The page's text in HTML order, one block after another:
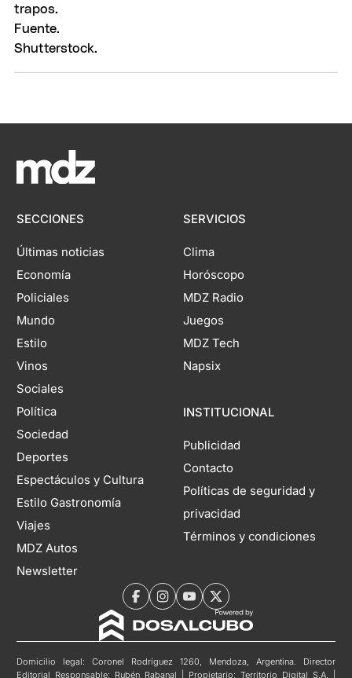
SECCIONES
Últimas noticias
Economía
Policiales
Mundo
Estilo
Vinos
Sociales
Política
Sociedad
Deportes
Espectáculos y Cultura
Estilo Gastronomía
Viajes
MDZ Autos
Newsletter
SERVICIOS
Clima
Horóscopo
MDZ Radio
Juegos
MDZ Tech
Napsix
INSTITUCIONAL
Publicidad
Contacto
Políticas de seguridad y
privacidad
Términos y condiciones
Domicilio legal: Coronel Rodríguez 1260, Mendoza, Argentina. Director
Editorial Responsable: Rubén Rabanal | Propietario: Territorio Digital S.A. |